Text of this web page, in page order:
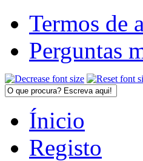
Termos de
Perguntas
Ínicio
Registo